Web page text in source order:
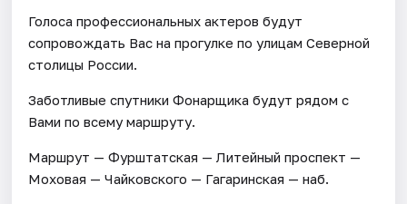
Голоса профессиональных актеров будут
сопровождать Вас на прогулке по улицам Северной
столицы России.
Заботливые спутники Фонарщика будут рядом с
Вами по всему маршруту.
Маршрут — Фурштатская — Литейный проспект —
Моховая — Чайковского — Гагаринская — наб.